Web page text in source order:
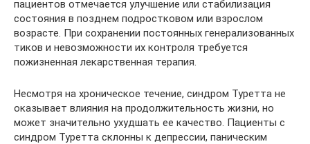
пациентов отмечается улучшение или стабилизация
состояния в позднем подростковом или взрослом
возрасте. При сохранении постоянных генерализованных
тиков и невозможности их контроля требуется
пожизненная лекарственная терапия.
Несмотря на хроническое течение, синдром Туретта не
оказывает влияния на продолжительность жизни, но
может значительно ухудшать ее качество. Пациенты с
синдром Туретта склонны к депрессии, паническим